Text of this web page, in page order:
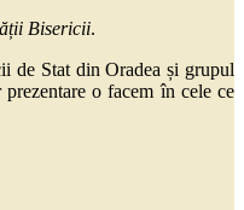
Bisericii.
de Stat din Oradea și grupul
o facem în cele ce